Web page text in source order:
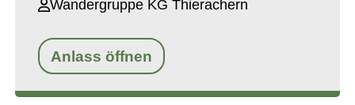
Wandergruppe KG Thierachern
Anlass öffnen